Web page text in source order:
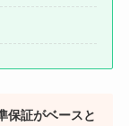
保証がベースと